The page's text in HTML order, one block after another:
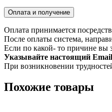
Оплата и получение
Оплата принимается
После оплаты система,
Если по какой- то причине вы
Указывайте настоящий
При возникновении
Похожие товары